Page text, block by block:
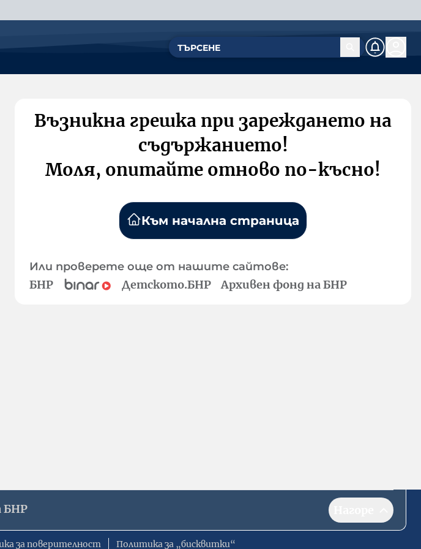
Възникна грешка при зареждането на
съдържанието!
Моля, опитайте отново по-късно!
Към начална страница
Или проверете още от нашите сайтове:
БНР Детското.БНР Архивен фонд на БНР
БНР
за поверителност Политика за „бисквитки“